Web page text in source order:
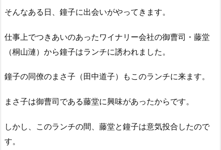
そんなある日、鐘子に出会いがやってきます。
仕事上でつきあいのあったワイナリー会社の御曹司・藤堂
（桐山漣）から鐘子はランチに誘われました。
鐘子の同僚のまさ子（田中道子）もこのランチに来ます。
まさ子は御曹司である藤堂に興味があったからです。
しかし、このランチの間、藤堂と鐘子は意気投合したので
す。